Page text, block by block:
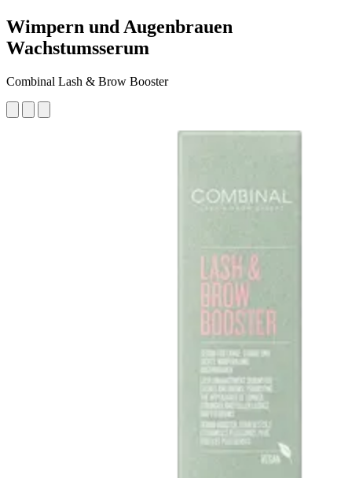
Wimpern und Augenbrauen
Wachstumsserum
Combinal Lash & Brow Booster